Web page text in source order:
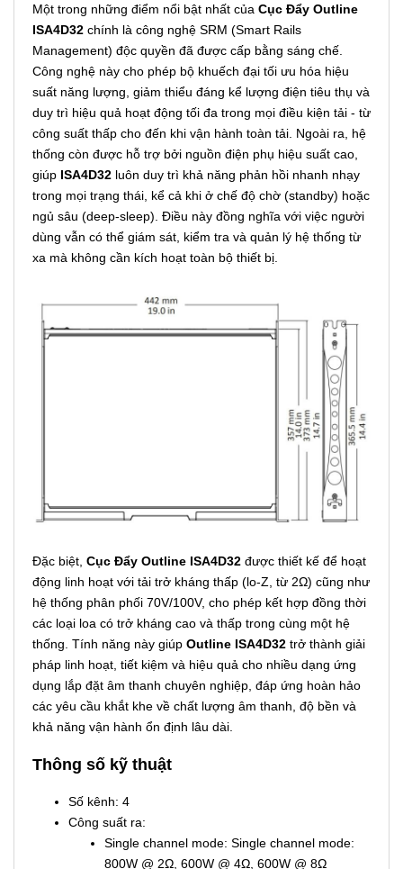
Một trong những điểm nổi bật nhất của Cục Đẩy Outline
ISA4D32 chính là công nghệ SRM (Smart Rails
Management) độc quyền đã được cấp bằng sáng chế.
Công nghệ này cho phép bộ khuếch đại tối ưu hóa hiệu
suất năng lượng, giảm thiểu đáng kể lượng điện tiêu thụ và
duy trì hiệu quả hoạt động tối đa trong mọi điều kiện tải - từ
công suất thấp cho đến khi vận hành toàn tải. Ngoài ra, hệ
thống còn được hỗ trợ bởi nguồn điện phụ hiệu suất cao,
giúp ISA4D32 luôn duy trì khả năng phản hồi nhanh nhạy
trong mọi trạng thái, kể cả khi ở chế độ chờ (standby) hoặc
ngủ sâu (deep-sleep). Điều này đồng nghĩa với việc người
dùng vẫn có thể giám sát, kiểm tra và quản lý hệ thống từ
xa mà không cần kích hoạt toàn bộ thiết bị.
Đặc biệt, Cục Đẩy Outline ISA4D32 được thiết kế để hoạt
động linh hoạt với tải trở kháng thấp (lo-Z, từ 2Ω) cũng như
hệ thống phân phối 70V/100V, cho phép kết hợp đồng thời
các loại loa có trở kháng cao và thấp trong cùng một hệ
thống. Tính năng này giúp Outline ISA4D32 trở thành giải
pháp linh hoạt, tiết kiệm và hiệu quả cho nhiều dạng ứng
dụng lắp đặt âm thanh chuyên nghiệp, đáp ứng hoàn hảo
các yêu cầu khắt khe về chất lượng âm thanh, độ bền và
khả năng vận hành ổn định lâu dài.
Thông số kỹ thuật
Số kênh: 4
Công suất ra:
Single channel mode: Single channel mode:
800W @ 2Ω, 600W @ 4Ω, 600W @ 8Ω